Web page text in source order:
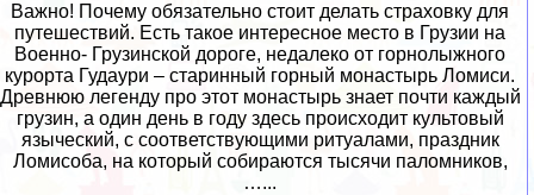
Важно! Почему обязательно стоит делать страховку для
путешествий. Есть такое интересное место в Грузии на
Военно- Грузинской дороге, недалеко от горнолыжного
курорта Гудаури – старинный горный монастырь Ломиси.
Древнюю легенду про этот монастырь знает почти каждый
грузин, а один день в году здесь происходит культовый
языческий, с соответствующими ритуалами, праздник
Ломисоба, на который собираются тысячи паломников,
…...